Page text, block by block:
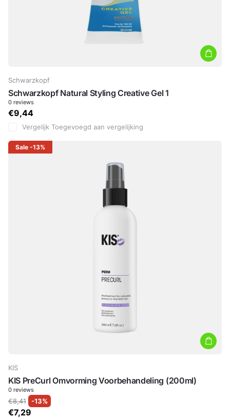
Schwarzkopf
Schwarzkopf Natural Styling Creative Gel 1
0 reviews
€9,44
Vergelijk Toegevoegd aan vergelijking
Sale -13%
KIS
KIS PreCurl Omvorming Voorbehandeling (200ml)
0 reviews
€8,41 -13%
€7,29